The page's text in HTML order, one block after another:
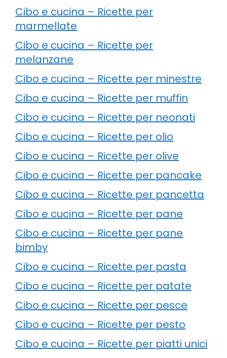
Cibo e cucina – Ricette per
marmellate
Cibo e cucina – Ricette per
melanzane
Cibo e cucina – Ricette per minestre
Cibo e cucina – Ricette per muffin
Cibo e cucina – Ricette per neonati
Cibo e cucina – Ricette per olio
Cibo e cucina – Ricette per olive
Cibo e cucina – Ricette per pancake
Cibo e cucina – Ricette per pancetta
Cibo e cucina – Ricette per pane
Cibo e cucina – Ricette per pane
bimby
Cibo e cucina – Ricette per pasta
Cibo e cucina – Ricette per patate
Cibo e cucina – Ricette per pesce
Cibo e cucina – Ricette per pesto
Cibo e cucina – Ricette per piatti unici